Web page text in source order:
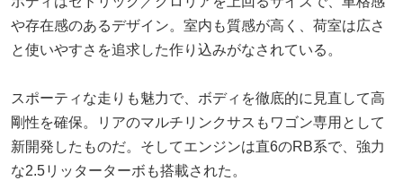
や存在感のあるデザイン。室内も質感が高く、荷室は広さ
と使いやすさを追求した作り込みがなされている。
スポーティな走りも魅力で、ボディを徹底的に見直して高
剛性を確保。リアのマルチリンクサスもワゴン専用として
新開発したものだ。そしてエンジンは直6のRB系で、強力
な2.5リッターターボも搭載された。